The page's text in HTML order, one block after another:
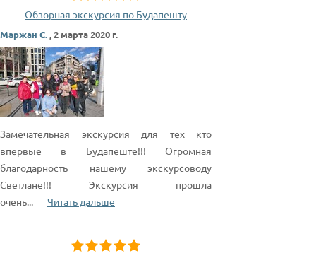
Обзорная экскурсия по Будапешту
Маржан С.,2 марта 2020 г.
Замечательная экскурсия для тех кто
впервые в Будапеште!!! Огромная
благодарность нашему экскурсоводу
Светлане!!! Экскурсия прошла
очень... Читать дальше